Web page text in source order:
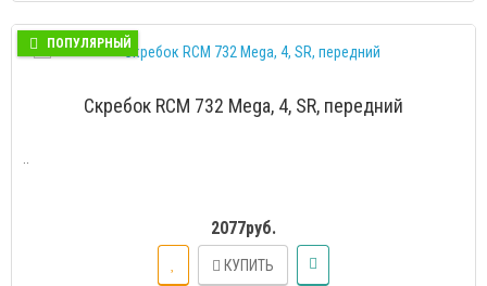
ПОПУЛЯРНЫЙ
Скребок RCM 732 Mega, 4, SR, передний
2077руб.
КУПИТЬ